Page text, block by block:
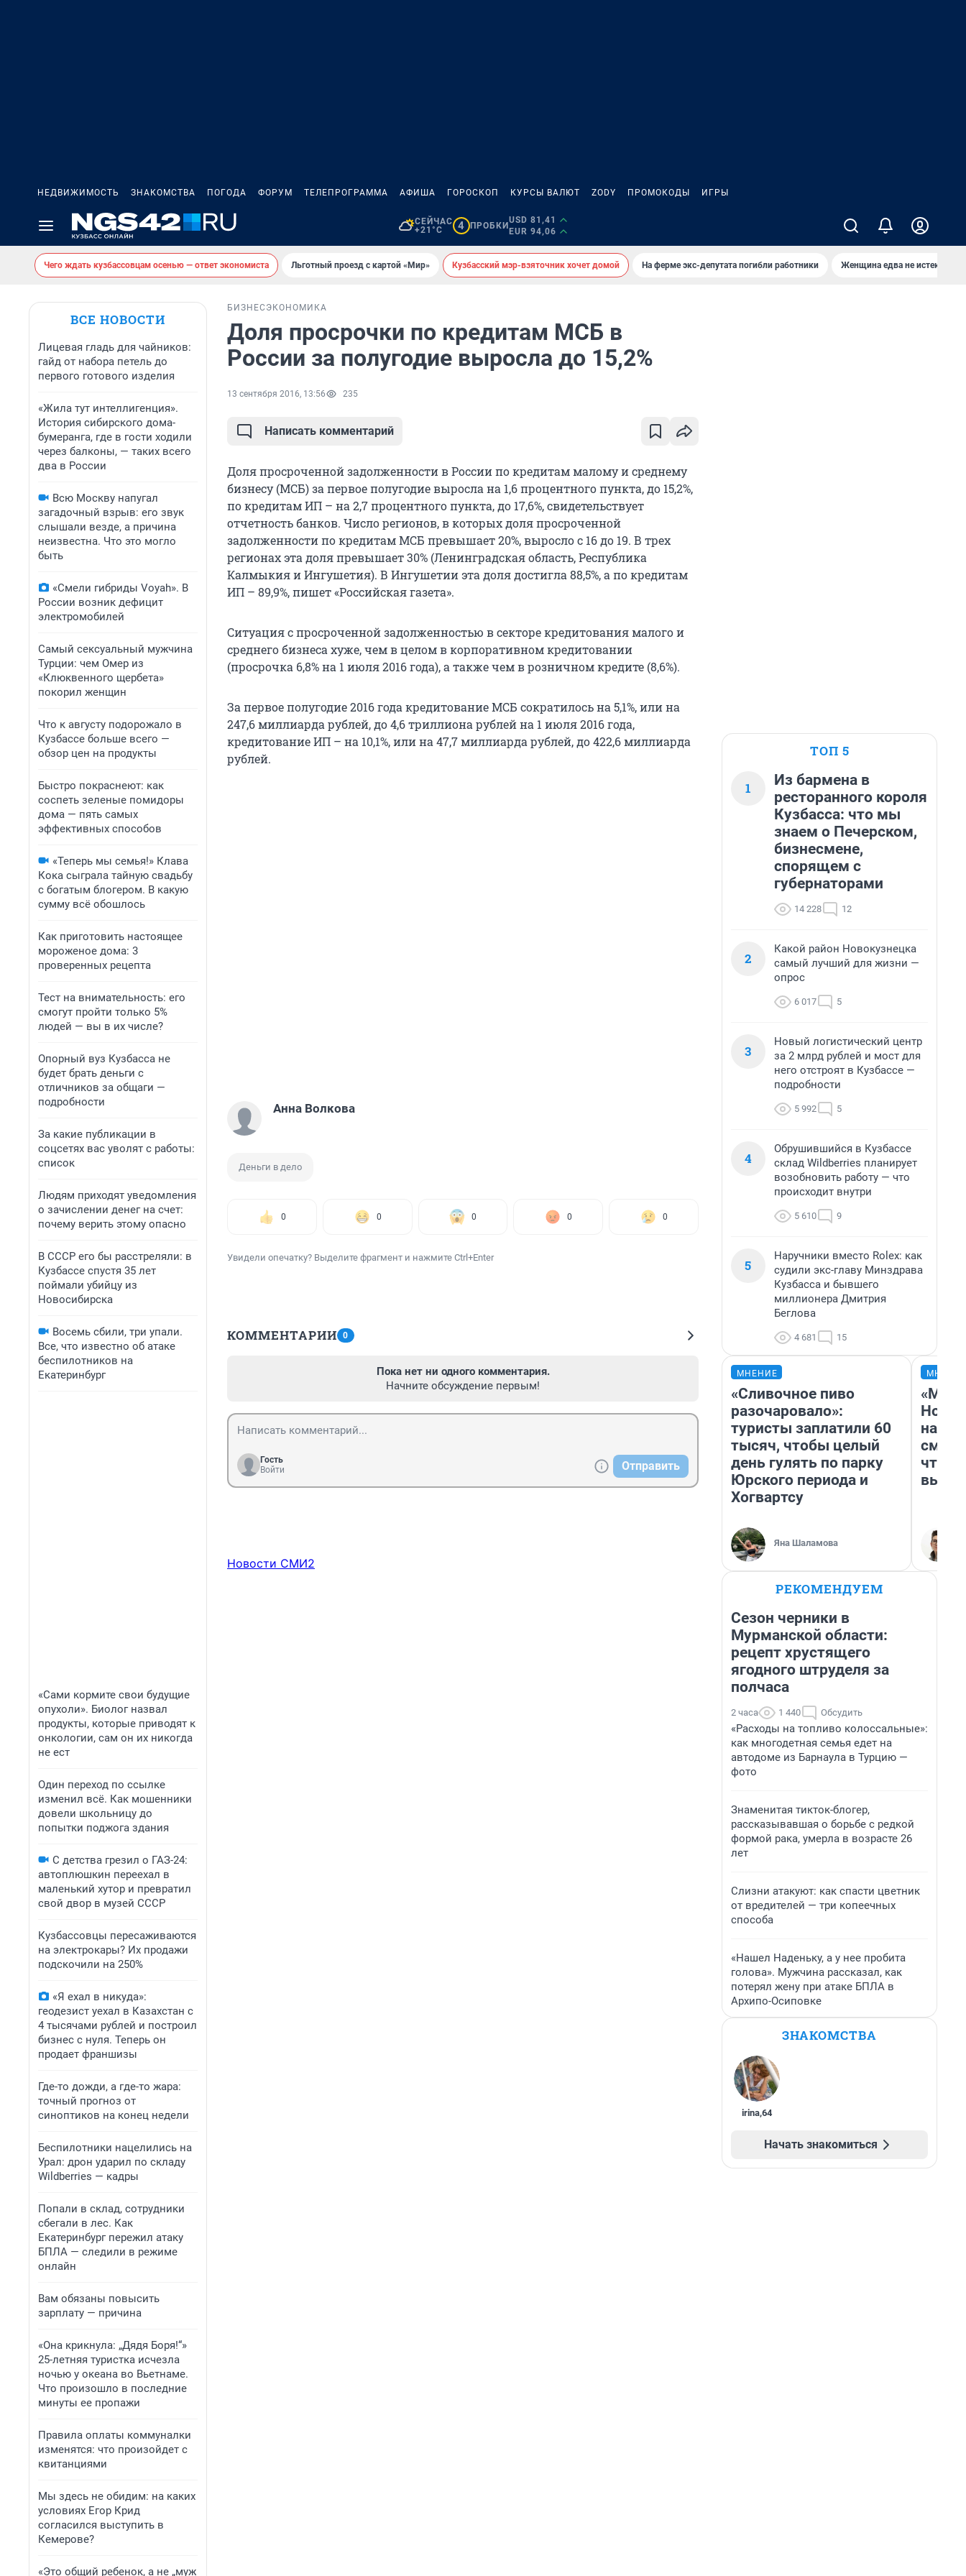
НЕДВИЖИМОСТЬ ЗНАКОМСТВА ПОГОДА ФОРУМ ТЕЛЕПРОГРАММА АФИША ГОРОСКОП КУРСЫ ВАЛЮТ ZODY ПРОМОКОДЫ ИГРЫ
СЕЙЧАС
+21°C
4 ПРОБКИ
USD 81,41
EUR 94,06
Чего ждать кузбассовцам осенью — ответ экономиста Льготный проезд с картой «Мир» Кузбасский мэр-взяточник хочет домой На ферме экс-депутата погибли работники Женщина едва не истекла
ВСЕ НОВОСТИ
Лицевая гладь для чайников:
гайд от набора петель до
первого готового изделия
«Жила тут интеллигенция».
История сибирского дома-
бумеранга, где в гости ходили
через балконы, — таких всего
два в России
Всю Москву напугал
загадочный взрыв: его звук
слышали везде, а причина
неизвестна. Что это могло
быть
«Смели гибриды Voyah». В
России возник дефицит
электромобилей
Самый сексуальный мужчина
Турции: чем Омер из
«Клюквенного щербета»
покорил женщин
Что к августу подорожало в
Кузбассе больше всего —
обзор цен на продукты
Быстро покраснеют: как
соспеть зеленые помидоры
дома — пять самых
эффективных способов
«Теперь мы семья!» Клава
Кока сыграла тайную свадьбу
с богатым блогером. В какую
сумму всё обошлось
Как приготовить настоящее
мороженое дома: 3
проверенных рецепта
Тест на внимательность: его
смогут пройти только 5%
людей — вы в их числе?
Опорный вуз Кузбасса не
будет брать деньги с
отличников за общаги —
подробности
За какие публикации в
соцсетях вас уволят с работы:
список
Людям приходят уведомления
о зачислении денег на счет:
почему верить этому опасно
В СССР его бы расстреляли: в
Кузбассе спустя 35 лет
поймали убийцу из
Новосибирска
Восемь сбили, три упали.
Все, что известно об атаке
беспилотников на
Екатеринбург
«Сами кормите свои будущие
опухоли». Биолог назвал
продукты, которые приводят к
онкологии, сам он их никогда
не ест
Один переход по ссылке
изменил всё. Как мошенники
довели школьницу до
попытки поджога здания
С детства грезил о ГАЗ-24:
автоплюшкин переехал в
маленький хутор и превратил
свой двор в музей СССР
Кузбассовцы пересаживаются
на электрокары? Их продажи
подскочили на 250%
«Я ехал в никуда»:
геодезист уехал в Казахстан с
4 тысячами рублей и построил
бизнес с нуля. Теперь он
продает франшизы
Где-то дожди, а где-то жара:
точный прогноз от
синоптиков на конец недели
Беспилотники нацелились на
Урал: дрон ударил по складу
Wildberries — кадры
Попали в склад, сотрудники
сбегали в лес. Как
Екатеринбург пережил атаку
БПЛА — следили в режиме
онлайн
Вам обязаны повысить
зарплату — причина
«Она крикнула: „Дядя Боря!“»
25-летняя туристка исчезла
ночью у океана во Вьетнаме.
Что произошло в последние
минуты ее пропажи
Правила оплаты коммуналки
изменятся: что произойдет с
квитанциями
Мы здесь не обидим: на каких
условиях Егор Крид
согласился выступить в
Кемерове?
«Это общий ребенок, а не „муж
БИЗНЕС ЭКОНОМИКА
Доля просрочки по кредитам МСБ в
России за полугодие выросла до 15,2%
13 сентября 2016, 13:56 235
Написать комментарий
Доля просроченной задолженности в России по кредитам малому и среднему
бизнесу (МСБ) за первое полугодие выросла на 1,6 процентного пункта, до 15,2%,
по кредитам ИП – на 2,7 процентного пункта, до 17,6%, свидетельствует
отчетность банков. Число регионов, в которых доля просроченной
задолженности по кредитам МСБ превышает 20%, выросло с 16 до 19. В трех
регионах эта доля превышает 30% (Ленинградская область, Республика
Калмыкия и Ингушетия). В Ингушетии эта доля достигла 88,5%, а по кредитам
ИП – 89,9%, пишет «Российская газета».
Ситуация с просроченной задолженностью в секторе кредитования малого и
среднего бизнеса хуже, чем в целом в корпоративном кредитовании
(просрочка 6,8% на 1 июля 2016 года), а также чем в розничном кредите (8,6%).
За первое полугодие 2016 года кредитование МСБ сократилось на 5,1%, или на
247,6 миллиарда рублей, до 4,6 триллиона рублей на 1 июля 2016 года,
кредитование ИП – на 10,1%, или на 47,7 миллиарда рублей, до 422,6 миллиарда
рублей.
Анна Волкова
Деньги в дело
0 0 0 0 0
Увидели опечатку? Выделите фрагмент и нажмите Ctrl+Enter
КОММЕНТАРИИ 0
Пока нет ни одного комментария.
Начните обсуждение первым!
Гость
Войти
Отправить
Новости СМИ2
ТОП 5
1
Из бармена в
ресторанного короля
Кузбасса: что мы
знаем о Печерском,
бизнесмене,
спорящем с
губернаторами
14 228 12
2
Какой район Новокузнецка
самый лучший для жизни —
опрос
6 017 5
3
Новый логистический центр
за 2 млрд рублей и мост для
него отстроят в Кузбассе —
подробности
5 992 5
4
Обрушившийся в Кузбассе
склад Wildberries планирует
возобновить работу — что
происходит внутри
5 610 9
5
Наручники вместо Rolex: как
судили экс-главу Минздрава
Кузбасса и бывшего
миллионера Дмитрия
Беглова
4 681 15
МНЕНИЕ
«Сливочное пиво
разочаровало»:
туристы заплатили 60
тысяч, чтобы целый
день гулять по парку
Юрского периода и
Хогвартсу
Яна Шаламова
«Мы
РЕКОМЕНДУЕМ
Сезон черники в
Мурманской области:
рецепт хрустящего
ягодного штруделя за
полчаса
2 часа 1 440 Обсудить
«Расходы на топливо колоссальные»:
как многодетная семья едет на
автодоме из Барнаула в Турцию —
фото
Знаменитая тикток-блогер,
рассказывавшая о борьбе с редкой
формой рака, умерла в возрасте 26
лет
Слизни атакуют: как спасти цветник
от вредителей — три копеечных
способа
«Нашел Наденьку, а у нее пробита
голова». Мужчина рассказал, как
потерял жену при атаке БПЛА в
Архипо-Осиповке
ЗНАКОМСТВА
irina,64
Начать знакомиться